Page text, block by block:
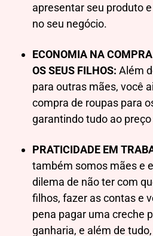
apresentar seu produto
no seu negócio.
ECONOMIA NA
OS SEUS FILHOS:Além
para outras mães, você
compra de roupas para
garantindo tudo ao
PRATICIDADE EM
também somos mães e
dilema de não ter com
filhos, fazer as contas e
pena pagar uma creche
ganharia, e além de